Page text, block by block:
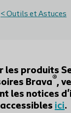
< Outils et Astuces
les produits
Brava®,
les notices
accessibles ici.